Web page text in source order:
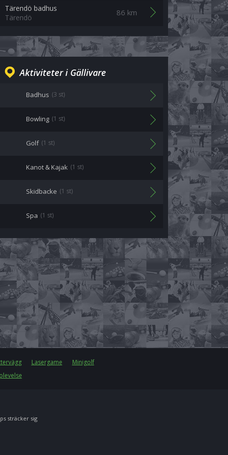
Tärendö badhus
Tärendö
86 km
Aktiviteter i Gällivare
Badhus (3 st)
Bowling (1 st)
Golf (1 st)
Kanot & Kajak (1 st)
Skidbacke (1 st)
Spa (1 st)
Lasergame
Minigolf
sträcker sig